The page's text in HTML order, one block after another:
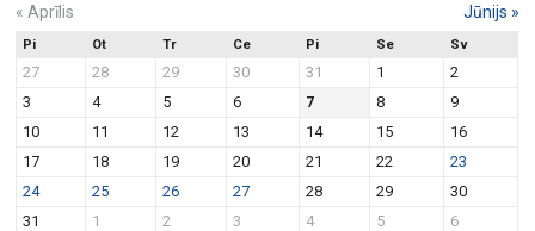
s
N
a
v
g
a
t
o
n
« Aprīlis Jūnijs »
Pi Ot Tr Ce Pi Se Sv
27 28 29 30 31 1
2
3
4 5 6 7 8
9
10
11 12 13 14 15
16
17
18 19 20 21 22
23
24
25 26 27 28 29
30
31
1 2 3 4 5 6